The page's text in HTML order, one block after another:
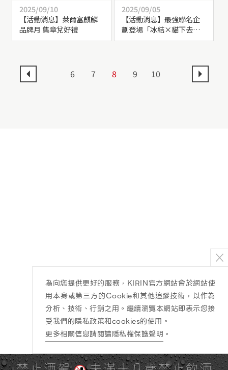
2025/09/10
【活動消息】萊爾富麒麟
品牌月 集章兌好禮
2025/09/05
【活動消息】最強聯名企
劃登場「冰結×貓下去敦
北俱樂部」聯名調酒限量
6 7 8 9 10
為向您提供更好的服務，KIRIN官方網站會於網站使
用本身或第三方的Cookie和其他追蹤技術，以作為
分析、技術、行銷之用。繼續瀏覽本網站即表示您接
受我們的隱私政策和cookies的使用。
更多相關信息請閱讀隱私權保護聲明 。